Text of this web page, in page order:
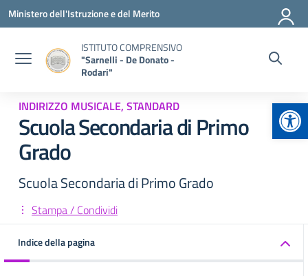
Vai ai contenuti
Vai al menu di navigazione
Vai al footer
Ministero dell'Istruzione e del Merito
ISTITUTO COMPRENSIVO
"Sarnelli - De Donato -
Rodari"
INDIRIZZO MUSICALE, STANDARD
Scuola Secondaria di Primo
Grado
Scuola Secondaria di Primo Grado
Stampa / Condividi
Indice della pagina